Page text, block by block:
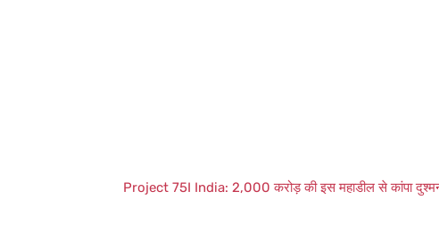
Project 75I India: 2,000 करोड़ की इस महाडील से कांपा